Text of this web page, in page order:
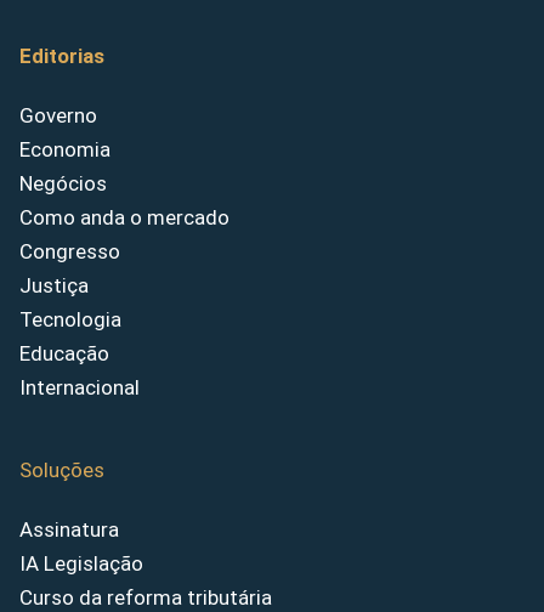
Editorias
Governo
Economia
Negócios
Como anda o mercado
Congresso
Justiça
Tecnologia
Educação
Internacional
Soluções
Assinatura
IA Legislação
Curso da reforma tributária